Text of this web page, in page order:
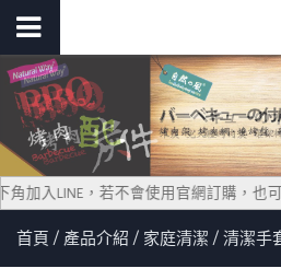
入LINE，若不會使用官網訂購，也可加
首頁 產品介紹 家庭清潔 清潔手